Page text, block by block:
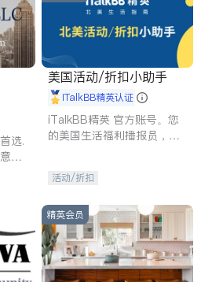
选.
外
办
美国活动/折扣小助手
iTalkBB精英认证
iTalkBB精英 官方账号。您
的美国生活福利播报员，精
专属福利。
活动/折扣
精英会员